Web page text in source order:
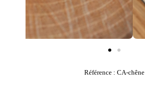
Référence : CA-chêne